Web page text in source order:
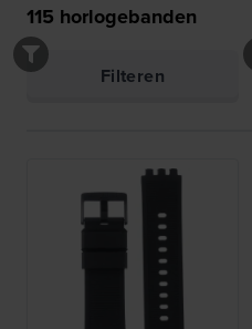
115 horlogebanden
Filteren